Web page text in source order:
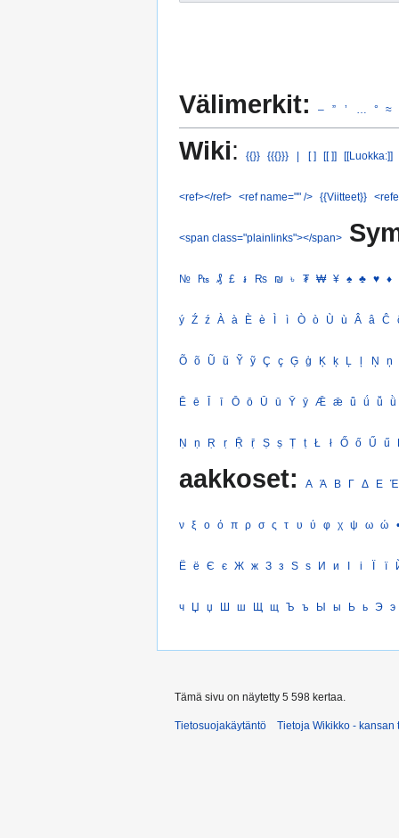
Välimerkit: – ” ’ ° ≈
Wiki: {{}} {{{}}} | [ ] [[ ]] [[Luokka:]]
<ref></ref> <ref name="" /> {{Viitteet}}
<span class="plainlinks"></span>
№ ₧ ₰ £ ៛ ₨ ₪ ৳ ₮ ₩ ¥ ♠ ♣ ♥ ♦
ý Ź ź À à È è Ì ì Ò ò Ù ù Â â Ĉ
Õ õ Ũ ũ Ỹ ỹ Ç ç Ģ ģ Ķ ķ Ļ ļ Ņ ņ
Ē ē Ī ī Ō ō Ū ū Ȳ ȳ Ǣ ǣ ǖ ǘ ǚ ǜ
Ṇ ṇ Ṛ ṛ Ṝ ṝ Ṣ ṣ Ṭ ṭ Ł ł Ő ő Ű ű
aakkoset: Α Ά Β Γ Δ Ε Έ
ν ξ ο ό π ρ σ ς τ υ ύ φ χ ψ ω ώ •
Ё ё Є є Ж ж З з Ѕ ѕ И и І і Ї ї
ч Џ џ Ш ш Щ щ Ъ ъ Ы ы Ь ь Э э
Tämä sivu on näytetty 5 598 kertaa.
Tietosuojakäytäntö Tietoja Wikikko - kansan